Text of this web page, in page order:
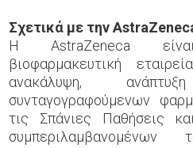
Σχετικά με την
Η AstraZeneca
βιοφαρμακευτική
ανακάλυψη,
συνταγογραφούμενων
τις Σπάνιες Παθήσεις
συμπεριλαμβανομένων